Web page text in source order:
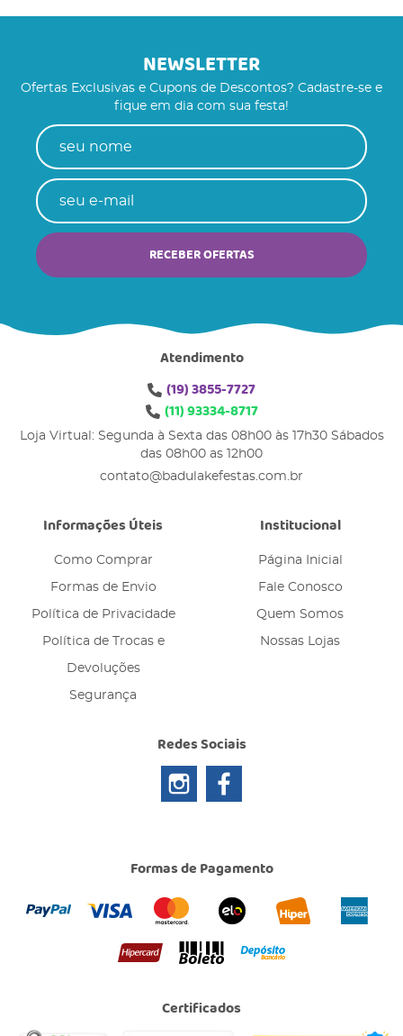
NEWSLETTER
Ofertas Exclusivas e Cupons de Descontos? Cadastre-se e
fique em dia com sua festa!
RECEBER OFERTAS
Atendimento
(19)3855-7727
(11)93334-8717
Loja Virtual: Segunda à Sexta das 08h00 às 17h30 Sábados
das 08h00 as 12h00
contato@badulakefestas.com.br
Informações Úteis
Como Comprar
Formas de Envio
Política de Privacidade
Política de Trocas e
Devoluções
Segurança
Institucional
Página Inicial
Fale Conosco
Quem Somos
Nossas Lojas
Redes Sociais
Formas de Pagamento
Certificados